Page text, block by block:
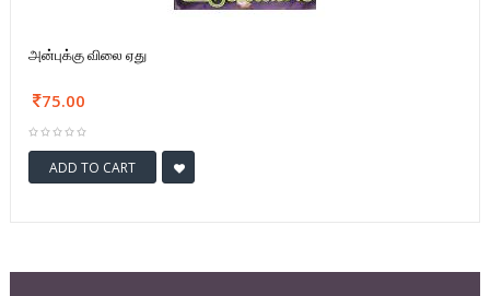
அன்புக்கு விலை ஏது
75.00
ADD TO CART